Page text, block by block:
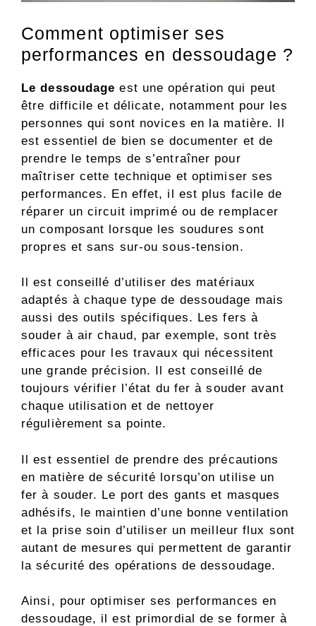
Comment optimiser ses
performances en dessoudage ?
Le dessoudage est une opération qui peut
être difficile et délicate, notamment pour les
personnes qui sont novices en la matière. Il
est essentiel de bien se documenter et de
prendre le temps de s’entraîner pour
maîtriser cette technique et optimiser ses
performances. En effet, il est plus facile de
réparer un circuit imprimé ou de remplacer
un composant lorsque les soudures sont
propres et sans sur-ou sous-tension.
Il est conseillé d’utiliser des matériaux
adaptés à chaque type de dessoudage mais
aussi des outils spécifiques. Les fers à
souder à air chaud, par exemple, sont très
efficaces pour les travaux qui nécessitent
une grande précision. Il est conseillé de
toujours vérifier l’état du fer à souder avant
chaque utilisation et de nettoyer
régulièrement sa pointe.
Il est essentiel de prendre des précautions
en matière de sécurité lorsqu’on utilise un
fer à souder. Le port des gants et masques
adhésifs, le maintien d’une bonne ventilation
et la prise soin d’utiliser un meilleur flux sont
autant de mesures qui permettent de garantir
la sécurité des opérations de dessoudage.
Ainsi, pour optimiser ses performances en
dessoudage, il est primordial de se former à